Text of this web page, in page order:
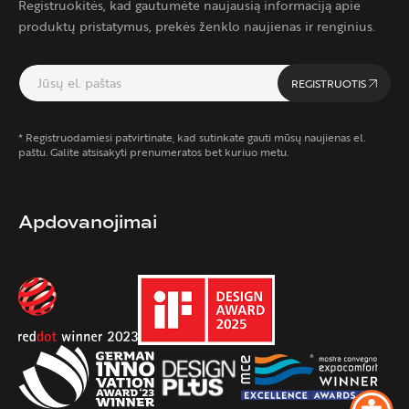
Registruokitės, kad gautumėte naujausią informaciją apie
produktų pristatymus, prekės ženklo naujienas ir renginius.
REGISTRUOTIS
* Registruodamiesi patvirtinate, kad sutinkate gauti mūsų naujienas el.
paštu. Galite atsisakyti prenumeratos bet kuriuo metu.
Apdovanojimai